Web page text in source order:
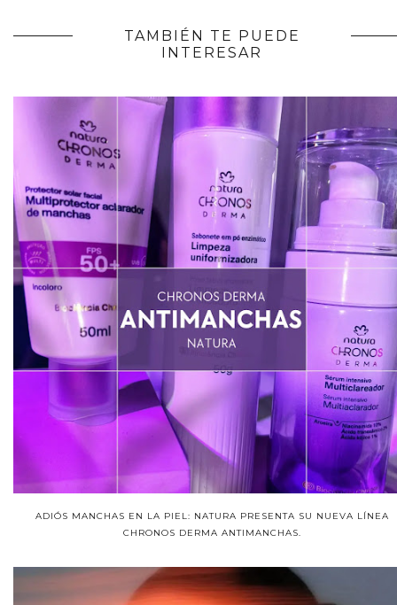
TAMBIÉN TE PUEDE
INTERESAR
ADIÓS MANCHAS EN LA PIEL: NATURA PRESENTA SU NUEVA LÍNEA
CHRONOS DERMA ANTIMANCHAS.